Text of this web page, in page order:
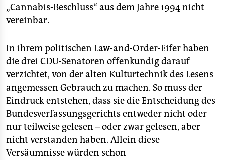
„Cannabis-Beschluss“ aus dem Jahre 1994 nicht
vereinbar.
In ihrem politischen Law-and-Order-Eifer haben
die drei CDU-Senatoren offenkundig darauf
verzichtet, von der alten Kulturtechnik des Lesens
angemessen Gebrauch zu machen. So muss der
Eindruck entstehen, dass sie die Entscheidung des
Bundesverfassungsgerichts entweder nicht oder
nur teilweise gelesen – oder zwar gelesen, aber
nicht verstanden haben. Allein diese
Versäumnisse würden schon